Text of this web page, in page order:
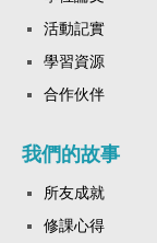
活動記實
學習資源
合作伙伴
我們的故事
所友成就
修課心得